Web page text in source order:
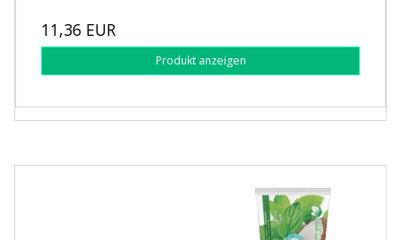
11,36 EUR
Produkt anzeigen